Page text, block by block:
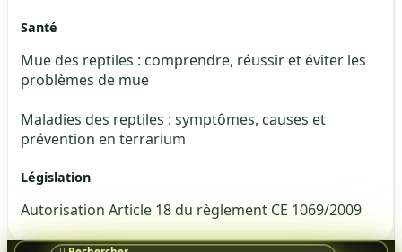
Santé
Mue des reptiles : comprendre, réussir et éviter les
problèmes de mue
Maladies des reptiles : symptômes, causes et
prévention en terrarium
Législation
Autorisation Article 18 du règlement CE 1069/2009